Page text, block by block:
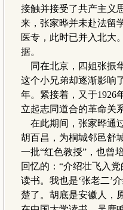
接触并接受了共产主义
来，张家晔并未赴法留
医专，此时已并入北大
据。
同在北京，四姐张振
这个小兄弟却逐渐影响
年。紧接着，又于1926
立起志同道合的革命关
在此期间，张家晔通
胡百昌，为桐城邻邑舒
一批“红色教授”，也曾
回忆的：“介绍壮飞入
读书。我也是‘张老二’
楚了。胡底是安徽人，